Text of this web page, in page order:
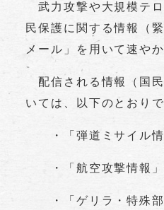
武力攻撃や大規模テ
民保護に関する情報（
メール」を用いて速や
配信される情報（国
いては、以下のとおりで
・「弾道ミサイル情
・「航空攻撃情報」
・「ゲリラ・特殊部